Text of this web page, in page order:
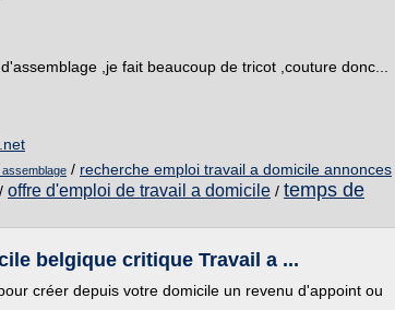
,je fait beaucoup de tricot ,couture donc...
/ recherche emploi travail a domicile annonces
/ offre d'emploi de travail a domicile / temps de
belgique critique Travail a ...
créer depuis votre domicile un revenu d'appoint ou